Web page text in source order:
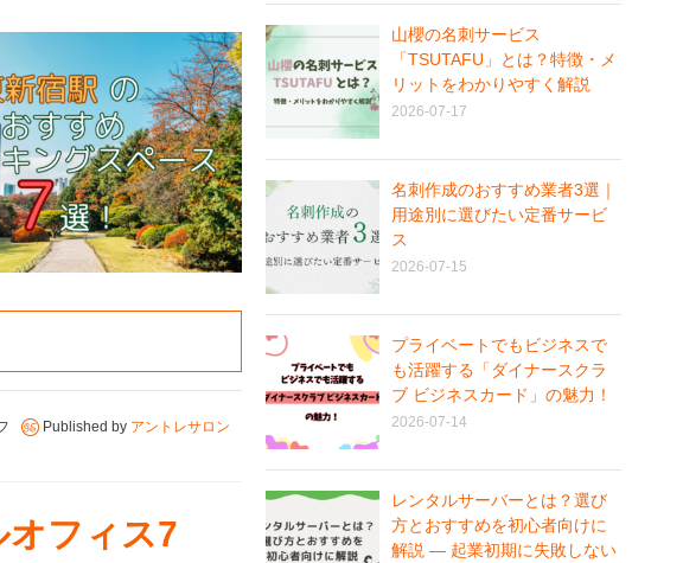
Published by アントレサロン
オフィス7
山櫻の名刺サービス
「TSUTAFU」とは？特徴・メ
リットをわかりやすく解説
2026-07-17
名刺作成のおすすめ業者3選｜
用途別に選びたい定番サービ
ス
2026-07-15
プライベートでもビジネスで
も活躍する「ダイナースクラ
ブ ビジネスカード」の魅力！
2026-07-14
レンタルサーバーとは？選び
方とおすすめを初心者向けに
解説 ― 起業初期に失敗しない